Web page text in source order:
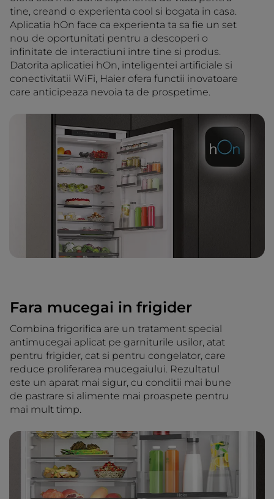
tine, creand o experienta cool si bogata in casa.
Aplicatia hOn face ca experienta ta sa fie un set
nou de oportunitati pentru a descoperi o
infinitate de interactiuni intre tine si produs.
Datorita aplicatiei hOn, inteligentei artificiale si
conectivitatii WiFi, Haier ofera functii inovatoare
care anticipeaza nevoia ta de prospetime.
Fara mucegai in frigider
Combina frigorifica are un tratament special
antimucegai aplicat pe garniturile usilor, atat
pentru frigider, cat si pentru congelator, care
reduce proliferarea mucegaiului. Rezultatul
este un aparat mai sigur, cu conditii mai bune
de pastrare si alimente mai proaspete pentru
mai mult timp.